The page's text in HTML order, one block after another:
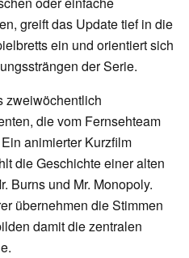
greift das Update tief in die
ein und orientiert sich
der Serie.
zweiwöchentlich
die vom Fernsehteam
animierter Kurzfilm
die Geschichte einer alten
Burns und Mr. Monopoly.
übernehmen die Stimmen
damit die zentralen